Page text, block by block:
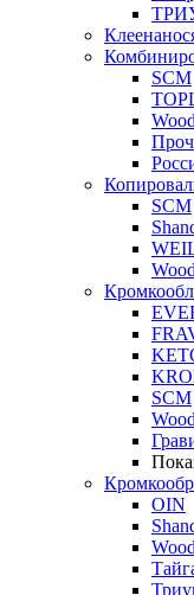
SCM
SCM
SCM
OIN